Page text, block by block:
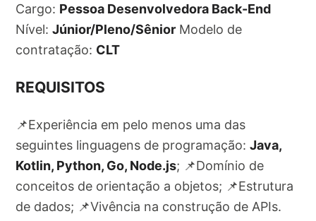
Cargo: Pessoa Desenvolvedora Back-End
Nível:Júnior/Pleno/Sênior Modelo de
contratação: CLT
REQUISITOS
📌Experiência em pelo menos uma das
seguintes linguagens de programação:Java,
Kotlin, Python, Go, Node.js; 📌Domínio de
conceitos de orientação a objetos; 📌Estrutura
de dados; 📌Vivência na construção de APIs.